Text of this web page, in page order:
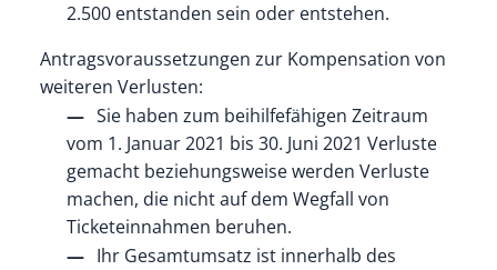
2.500 entstanden sein oder entstehen.
Antragsvoraussetzungen zur Kompensation von
weiteren Verlusten:
Sie haben zum beihilfefähigen Zeitraum
vom 1. Januar 2021 bis 30. Juni 2021 Verluste
gemacht beziehungsweise werden Verluste
machen, die nicht auf dem Wegfall von
Ticketeinnahmen beruhen.
Ihr Gesamtumsatz ist innerhalb des